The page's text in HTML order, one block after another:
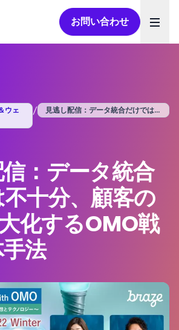
お問い合わせ
ウェ
/ 見逃し配信：データ統合だけでは不十分、顧...
：データ統合
十分、顧客の
化するOMO戦
法